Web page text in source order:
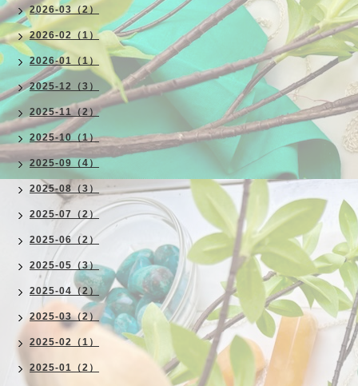
2026-03（2）
2026-02（1）
2026-01（1）
2025-12（3）
2025-11（2）
2025-10（1）
2025-09（4）
2025-08（3）
2025-07（2）
2025-06（2）
2025-05（3）
2025-04（2）
2025-03（2）
2025-02（1）
2025-01（2）